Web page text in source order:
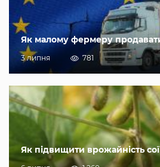
Як малому фермеру
3 липня 781
Як підвищити врожайність сої